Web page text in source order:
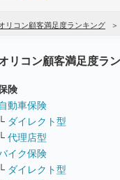
リコン顧客満足度ランキング
リコン顧客満足度ラ
険
自動車保険
└ ダイレクト型
└ 代理店型
イク保険
└ ダイレクト型